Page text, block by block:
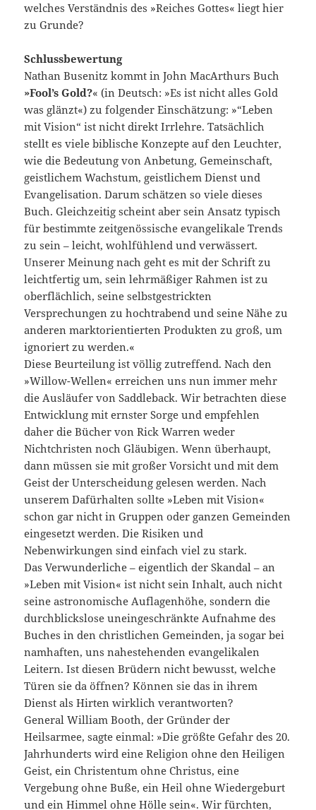
welches Verständnis des »Reiches Gottes« liegt hier
zu Grunde?
Schlussbewertung
Nathan Busenitz kommt in John MacArthurs Buch
»Fool’s Gold?« (in Deutsch: »Es ist nicht alles Gold
was glänzt«) zu folgender Einschätzung: »“Leben
mit Vision“ ist nicht direkt Irrlehre. Tatsächlich
stellt es viele biblische Konzepte auf den Leuchter,
wie die Bedeutung von Anbetung, Gemeinschaft,
geistlichem Wachstum, geistlichem Dienst und
Evangelisation. Darum schätzen so viele dieses
Buch. Gleichzeitig scheint aber sein Ansatz typisch
für bestimmte zeitgenössische evangelikale Trends
zu sein – leicht, wohlfühlend und verwässert.
Unserer Meinung nach geht es mit der Schrift zu
leichtfertig um, sein lehrmäßiger Rahmen ist zu
oberflächlich, seine selbstgestrickten
Versprechungen zu hochtrabend und seine Nähe zu
anderen marktorientierten Produkten zu groß, um
ignoriert zu werden.«
Diese Beurteilung ist völlig zutreffend. Nach den
»Willow-Wellen« erreichen uns nun immer mehr
die Ausläufer von Saddleback. Wir betrachten diese
Entwicklung mit ernster Sorge und empfehlen
daher die Bücher von Rick Warren weder
Nichtchristen noch Gläubigen. Wenn überhaupt,
dann müssen sie mit großer Vorsicht und mit dem
Geist der Unterscheidung gelesen werden. Nach
unserem Dafürhalten sollte »Leben mit Vision«
schon gar nicht in Gruppen oder ganzen Gemeinden
eingesetzt werden. Die Risiken und
Nebenwirkungen sind einfach viel zu stark.
Das Verwunderliche – eigentlich der Skandal – an
»Leben mit Vision« ist nicht sein Inhalt, auch nicht
seine astronomische Auflagenhöhe, sondern die
durchblickslose uneingeschränkte Aufnahme des
Buches in den christlichen Gemeinden, ja sogar bei
namhaften, uns nahestehenden evangelikalen
Leitern. Ist diesen Brüdern nicht bewusst, welche
Türen sie da öffnen? Können sie das in ihrem
Dienst als Hirten wirklich verantworten?
General William Booth, der Gründer der
Heilsarmee, sagte einmal: »Die größte Gefahr des 20.
Jahrhunderts wird eine Religion ohne den Heiligen
Geist, ein Christentum ohne Christus, eine
Vergebung ohne Buße, ein Heil ohne Wiedergeburt
und ein Himmel ohne Hölle sein«. Wir fürchten,